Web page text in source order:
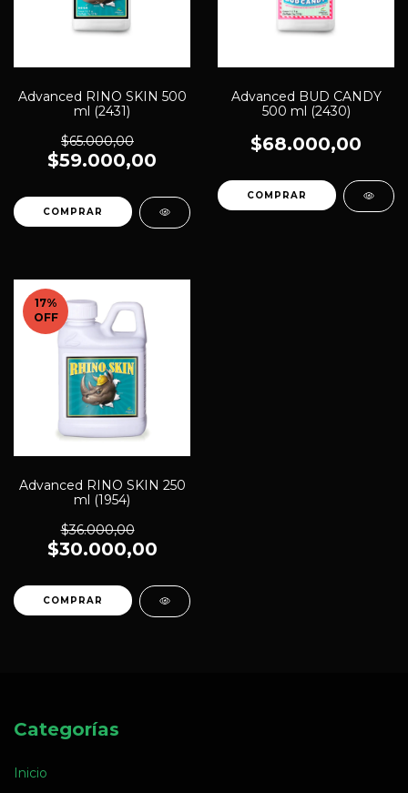
Advanced RINO SKIN 500
ml (2431)
$65.000,00
$59.000,00
Advanced BUD CANDY
500 ml (2430)
$68.000,00
17%
OFF
Advanced RINO SKIN 250
ml (1954)
$36.000,00
$30.000,00
Categorías
Inicio